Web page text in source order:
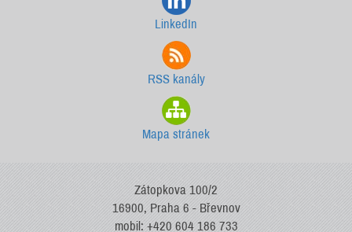
LinkedIn
RSS kanály
Mapa stránek
Zátopkova 100/2
16900, Praha 6 - Břevnov
mobil: +420 604 186 733